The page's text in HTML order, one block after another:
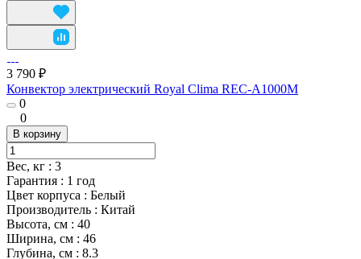
3 790 ₽
Конвектор электрический Royal Clima REC-A1000M
0
0
В корзину
Вес, кг : 3
Гарантия : 1 год
Цвет корпуса : Белый
Производитель : Китай
Высота, см : 40
Ширина, см : 46
Глубина, см : 8.3